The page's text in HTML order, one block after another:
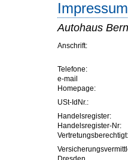
Autohaus
Anschrift:
Telefone:
e-mail
Homepage:
USt-IdNr.:
Handelsregister:
Handelsregister-Nr:
Vertretungsberechtigt: